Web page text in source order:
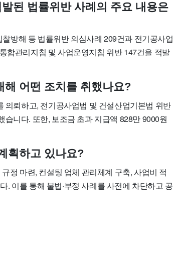
된 법률위반 사례의 주요 내용은
방해 등 법률위반 의심사례 209건과 전기공사업
합관리지침 및 사업운영지침 위반 147건을 적발
해 어떤 조치를 취했나요?
의뢰하고, 전기공사업법 및 건설산업기본법 위반
니다. 또한, 보조금 초과 지급액 828만 9000원
획하고 있나요?
정 마련, 컨설팅 업체 관리체계 구축, 사업비 적
. 이를 통해 불법·부정 사례를 사전에 차단하고 공